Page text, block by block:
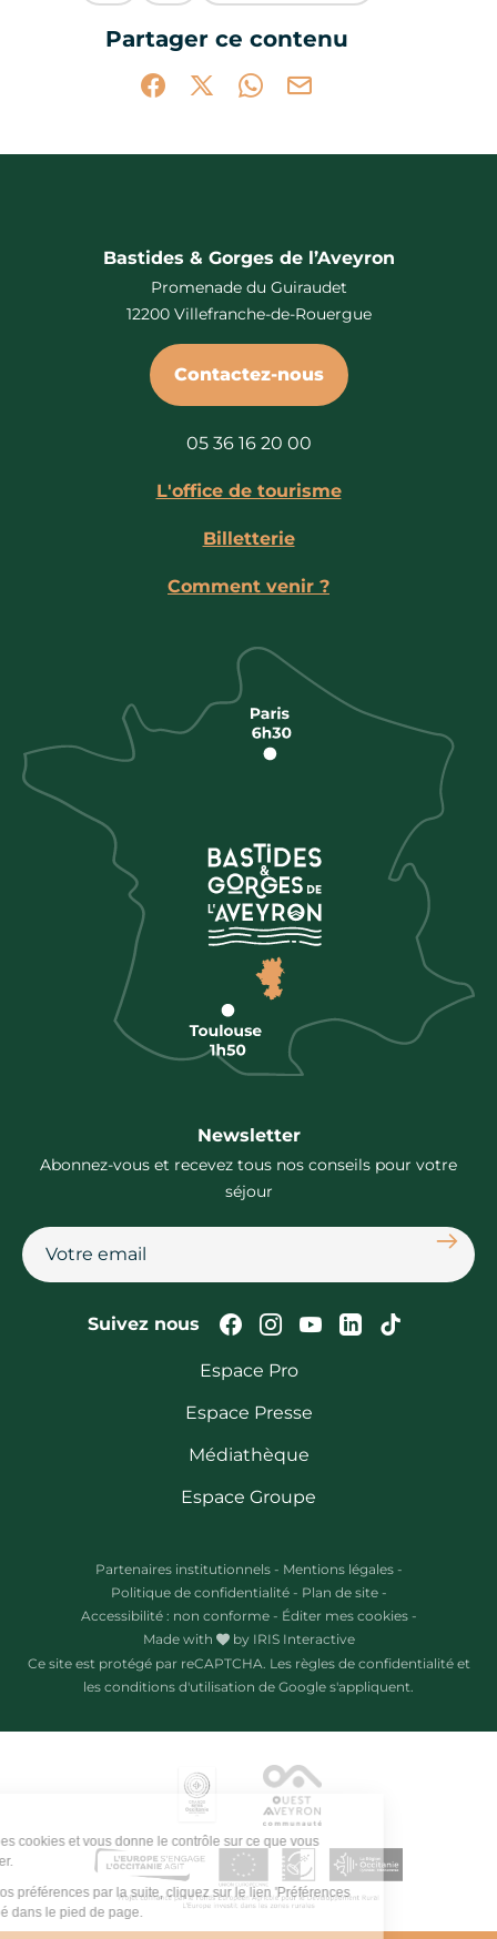
Partager ce contenu
Partager sur Facebook (nouvelle
Partager sur X / Twitter (nouvelle
Partager sur WhatsApp
Partager par mail
Bastides & Gorges de l’Aveyron
Promenade du Guiraudet
12200 Villefranche-de-Rouergue
Contactez-nous
05 36 16 20 00
L'office de tourisme
Billetterie
Comment venir ?
Newsletter
Abonnez-vous et recevez tous nos conseils pour votre
séjour
Suivez nous Suivez-nous sur
Suivez-nous sur
Suivez-nous
Suivez-Suivez-
Espace Pro
Espace Presse
Médiathèque
Espace Groupe
Partenaires institutionnels - Mentions légales -
Politique de confidentialité - Plan de site -
Accessibilité : non conforme - Éditer mes cookies -
Made with
by IRIS Interactive
Ce site est protégé par reCAPTCHA. Les règles de confidentialitéet
les conditions d'utilisation de Google s'appliquent.
Ce site utilise des cookies et vous donne le contrôle sur ce que vous
souhaitez activer.
Pour modifier vos préférences par la suite, cliquez sur le lien 'Préférences
de cookies' situé dans le pied de page.